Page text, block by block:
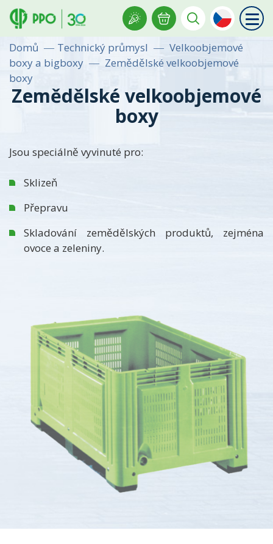
Domů Technický průmysl
Velkoobjemové
boxy a bigboxy
Zemědělské velkoobjemové
boxy
Zemědělské velkoobjemové
boxy
Jsou speciálně vyvinuté pro:
Sklizeň
Přepravu
Skladování zemědělských produktů, zejména
ovoce a zeleniny.